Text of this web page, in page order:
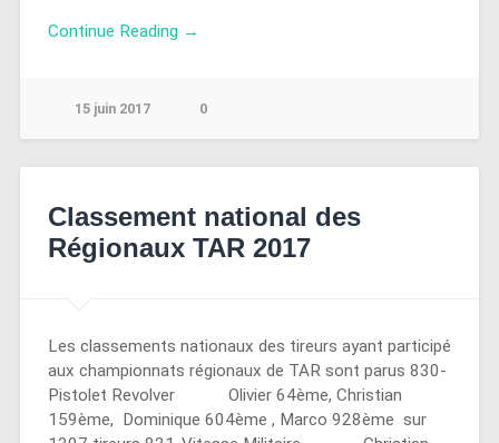
Continue Reading →
15 juin 2017 0
Classement national des
Régionaux TAR 2017
Les classements nationaux des tireurs ayant participé
aux championnats régionaux de TAR sont parus 830-
Pistolet Revolver Olivier 64ème, Christian
159ème, Dominique 604ème , Marco 928ème sur